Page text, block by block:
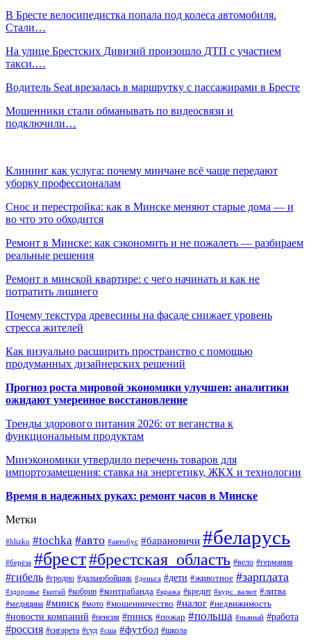
В Бресте велосипедистка попала под колеса автомобиля.
Стали…
На улице Брестских Дивизий произошло ДТП с участием
такси.…
Водитель Seat врезалась в маршрутку с пассажирами в Бресте
Мошенники стали обманывать по видеосвязи и
подключили…
Клининг как услуга: почему минчане всё чаще передают
уборку профессионалам
Снос и перестройка: как в Минске меняют старые дома — и
во что это обходится
Ремонт в Минске: как сэкономить и не пожалеть — разбираем
реальные решения
Ремонт в минской квартире: с чего начинать и как не
потратить лишнего
Почему текстура древесины на фасаде снижает уровень
стресса жителей
Как визуально расширить пространство с помощью
продуманных дизайнерских решений
Прогноз роста мировой экономики улучшен: аналитики
ожидают умеренное восстановление
Тренды здорового питания 2026: от веганства к
функциональным продуктам
Минэкономики утвердило перечень товаров для
импортозамещения: ставка на энергетику, ЖКХ и технологии
Время в надежных руках: ремонт часов в Минске
Метки
#blizko #tochka #авто #автобус #барановичи #беларусь
#берёза #брест#брестская_область #вело #германия
#гибель #гродно #дальнобойщик #деньга #дети #животное #зарплата
#здоровье #китай #кобрин #контрабанда #кража #кредит #курс_валют #литва
#медицина #минск #мото #мошенничество #налог #недвижимость
#новости компаний #пенсия #пинск #пожар #польша #пьяный #работа
#россия #сигарета #суд #сша #футбол #школа